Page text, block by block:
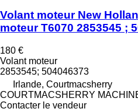
Volant moteur New
moteur T6070 2853545 ;
180 €
Volant moteur
2853545; 504046373
Irlande, Courtmacsherry
COURTMACSHERRY
Contacter le vendeur